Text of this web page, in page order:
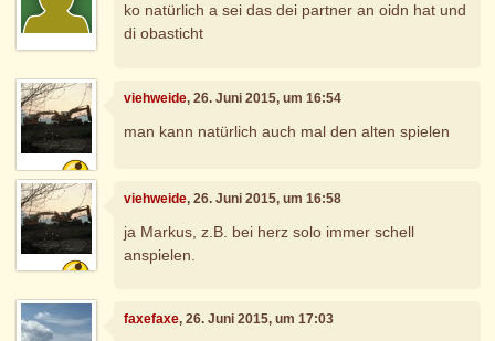
ko natürlich a sei das dei partner an oidn hat und
di obasticht
viehweide, 26. Juni 2015, um 16:54
man kann natürlich auch mal den alten spielen
viehweide, 26. Juni 2015, um 16:58
ja Markus, z.B. bei herz solo immer schell
anspielen.
faxefaxe, 26. Juni 2015, um 17:03